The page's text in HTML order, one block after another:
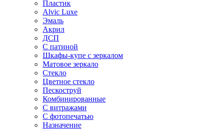
Пластик
Alvic Luxe
Эмаль
Акрил
ДСП
С патиной
Шкафы-купе с зеркалом
Матовое зеркало
Стекло
Цветное стекло
Пескоструй
Комбинированные
С витражами
С фотопечатью
Назначение